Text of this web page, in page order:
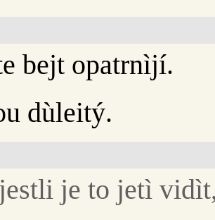
bejt opatrnìjí.
dùleitý.
je to jetì